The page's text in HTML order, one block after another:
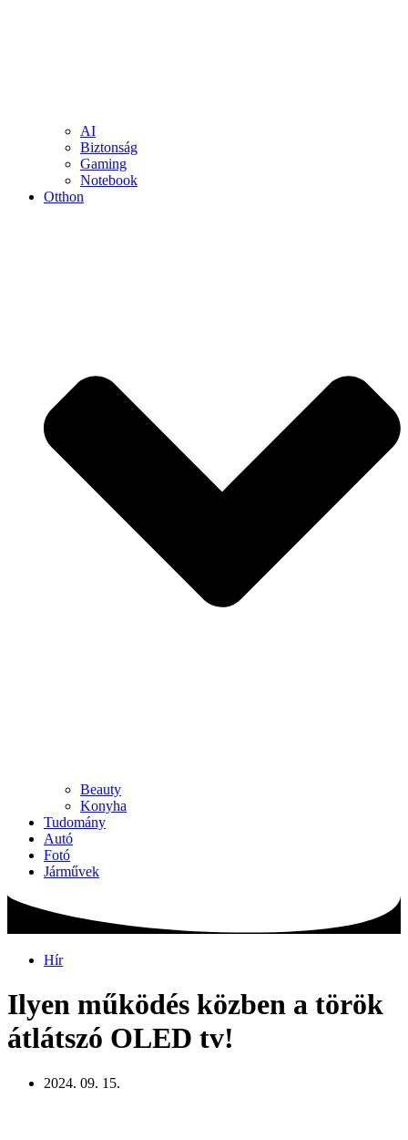
AI
Biztonság
Gaming
Notebook
Otthon
Beauty
Konyha
Tudomány
Autó
Fotó
Járművek
Hír
Ilyen működés közben a török
átlátszó OLED tv!
2024. 09. 15.